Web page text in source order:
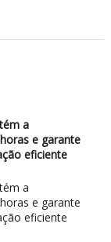
a
e garante
eficiente
a
e garante
eficiente